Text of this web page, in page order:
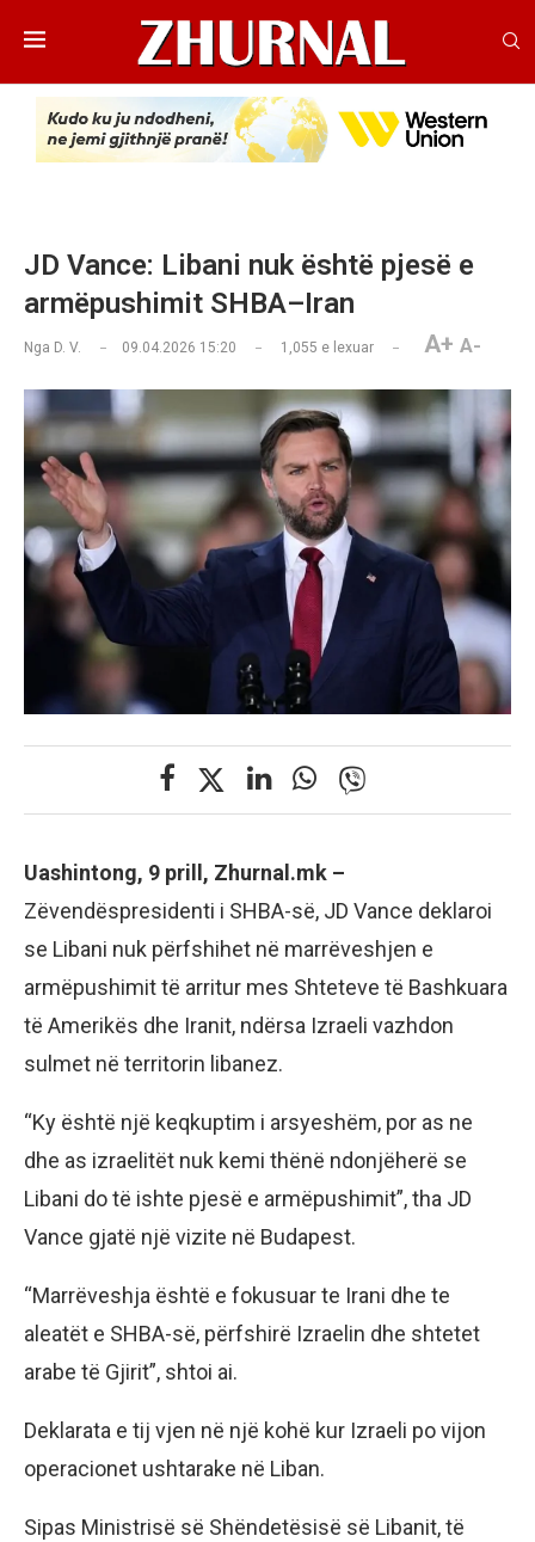
JD Vance: Libani nuk është pjesë e
armëpushimit SHBA–Iran
Nga D. V. 09.04.2026 15:20 1,055 e lexuar A+ A-
Uashintong, 9 prill, Zhurnal.mk –
Zëvendëspresidenti i SHBA-së, JD Vance deklaroi
se Libani nuk përfshihet në marrëveshjen e
armëpushimit të arritur mes Shteteve të Bashkuara
të Amerikës dhe Iranit, ndërsa Izraeli vazhdon
sulmet në territorin libanez.
“Ky është një keqkuptim i arsyeshëm, por as ne
dhe as izraelitët nuk kemi thënë ndonjëherë se
Libani do të ishte pjesë e armëpushimit”, tha JD
Vance gjatë një vizite në Budapest.
“Marrëveshja është e fokusuar te Irani dhe te
aleatët e SHBA-së, përfshirë Izraelin dhe shtetet
arabe të Gjirit”, shtoi ai.
Deklarata e tij vjen në një kohë kur Izraeli po vijon
operacionet ushtarake në Liban.
Sipas Ministrisë së Shëndetësisë së Libanit, të